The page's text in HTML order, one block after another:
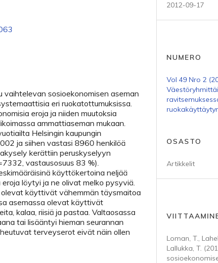
sosioekonomisen aseman
eri ruokatottumuksissa.
eroja ja niiden muutoksia
ammattiaseman mukaan.
Helsingin kaupungin
ja siihen vastasi 8960 henkilöä
kerättiin peruskyselyyn
vastausosuus 83 %).
käyttökertoina neljää
löytyi ja ne olivat melko pysyviä.
käyttivät vähemmän täysmaitoa
asemassa olevat käyttivät
kalaa, riisiä ja pastaa. Valtaosassa
tai lisääntyi hieman seurannan
terveyserot eivät näin ollen
2012-09-17
NUMERO
Vol 49 Nro 2
OSASTO
Artikkelit
Loman, T.,
Lallukka, T.